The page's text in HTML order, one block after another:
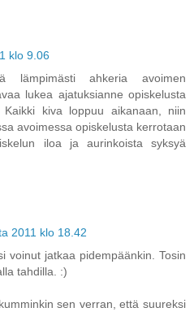
klo 9.06
lämpimästi ahkeria avoimen
lukea ajatuksianne opiskelusta
kiva loppuu aikanaan, niin
avoimessa opiskelusta kerrotaan
iloa ja aurinkoista syksyä
2011 klo 18.42
voinut jatkaa pidempäänkin. Tosin
tahdilla. :)
sen verran, että suureksi